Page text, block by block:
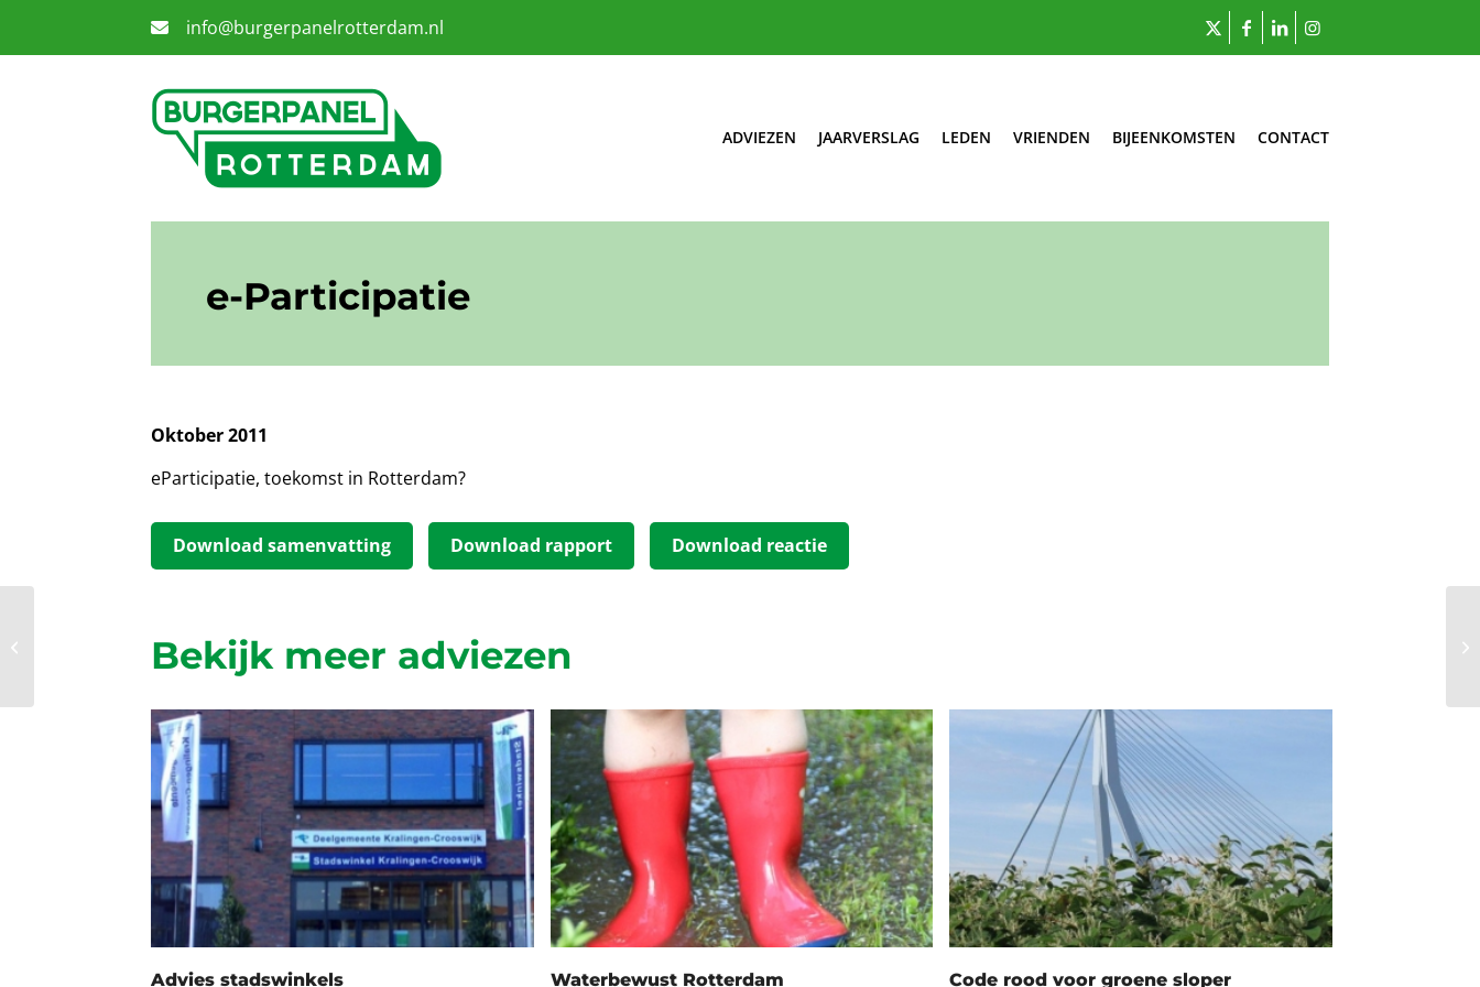
info@burgerpanelrotterdam.nl
ADVIEZEN JAARVERSLAG LEDEN VRIENDEN BIJEENKOMSTEN CONTACT
e-Participatie
Oktober 2011
eParticipatie, toekomst in Rotterdam?
Download samenvatting Download rapport Download reactie
Bekijk meer adviezen
Advies stadswinkels Waterbewust Rotterdam Code rood voor groene sloper